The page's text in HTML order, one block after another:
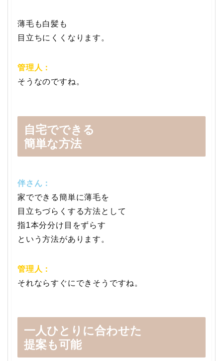
薄毛も白髪も
目立ちにくくなります。
管理人：
そうなのですね。
自宅でできる
簡単な方法
伴さん：
家でできる簡単に薄毛を
目立ちづらくする方法として
指1本分分け目をずらす
という方法があります。
管理人：
それならすぐにできそうですね。
一人ひとりに合わせた
提案も可能